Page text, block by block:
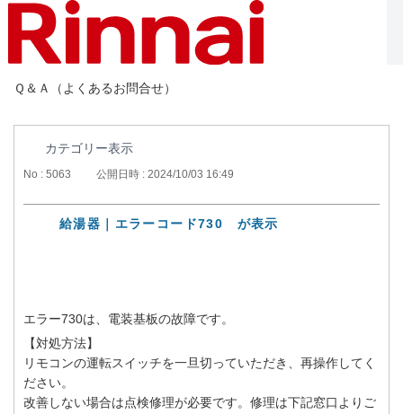
Ｑ＆Ａ（よくあるお問合せ）
カテゴリー表示
No : 5063 公開日時 : 2024/10/03 16:49
給湯器｜エラーコード730 が表示
エラー730は、電装基板の故障です。
【対処方法】
リモコンの運転スイッチを一旦切っていただき、再操作してく
ださい。
改善しない場合は点検修理が必要です。修理は下記窓口よりご